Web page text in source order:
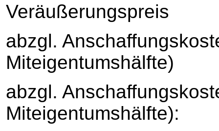
Veräußerungspreis
abzgl.
abzgl.
Miteigentumshälfte):